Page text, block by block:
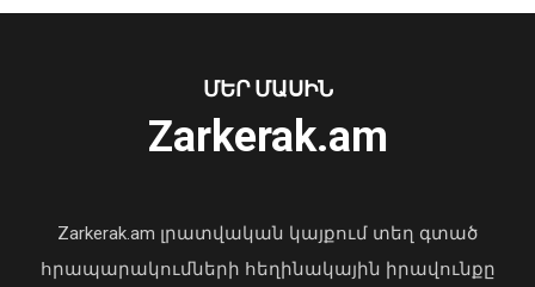
«Պարտվեցինք դաժան հիվանդության
04 Օգոստոս, 2026 19:12
ՄԵՐ ՄԱՍԻՆ
Zarkerak.am
Zarkerak.am լրատվական կայքում տեղ գտած
հրապարակումների հեղինակային իրավունքը